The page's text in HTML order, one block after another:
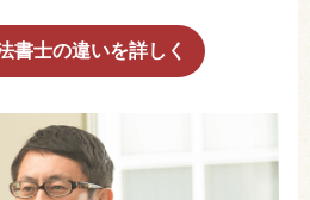
書士の違いを詳しく